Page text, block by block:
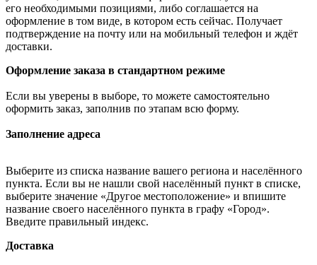
его необходимыми позициями, либо соглашается на
оформление в том виде, в котором есть сейчас. Получает
подтверждение на почту или на мобильный телефон и ждёт
доставки.
Оформление заказа в стандартном режиме
Если вы уверены в выборе, то можете самостоятельно
оформить заказ, заполнив по этапам всю форму.
Заполнение адреса
Выберите из списка название вашего региона и населённого
пункта. Если вы не нашли свой населённый пункт в списке,
выберите значение «Другое местоположение» и впишите
название своего населённого пункта в графу «Город».
Введите правильный индекс.
Доставка